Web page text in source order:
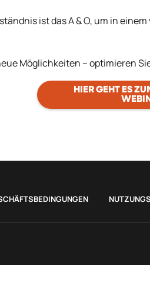
ist das A & O, um in
Möglichkeiten – optimieren
HIER GEHT ES